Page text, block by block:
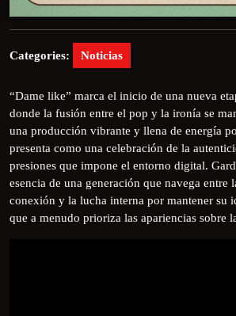
Categories: Noticias
“Dame like” marca el inicio de una nueva
donde la fusión entre el pop y la ironía se
una producción vibrante y llena de energía
presenta como una celebración de la
presiones que impone el entorno digital.
esencia de una generación que navega entre
conexión y la lucha interna por mantener su
que a menudo prioriza las apariencias sobre